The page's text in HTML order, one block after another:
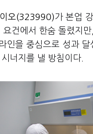
오(323990)가 본업
건에서 한숨 돌렸지
을 중심으로 성과
너지를 낼 방침이다.